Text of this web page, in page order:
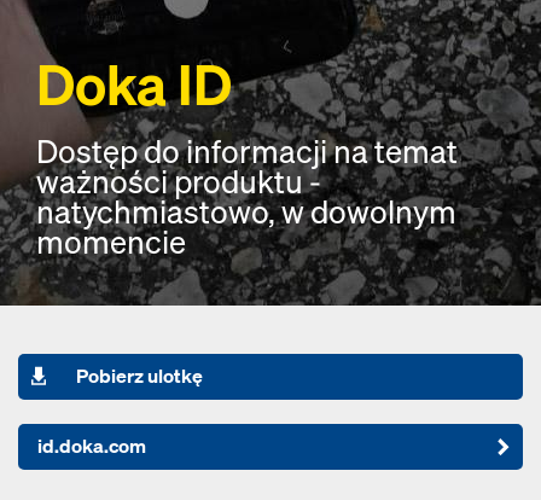
Doka ID
Dostęp do informacji na temat
ważności produktu -
natychmiastowo, w dowolnym
momencie
Pobierz ulotkę
id.doka.com